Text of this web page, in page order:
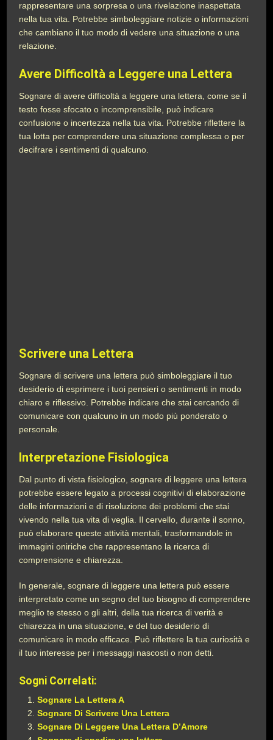
rappresentare una sorpresa o una rivelazione inaspettata
nella tua vita. Potrebbe simboleggiare notizie o informazioni
che cambiano il tuo modo di vedere una situazione o una
relazione.
Avere Difficoltà a Leggere una Lettera
Sognare di avere difficoltà a leggere una lettera, come se il
testo fosse sfocato o incomprensibile, può indicare
confusione o incertezza nella tua vita. Potrebbe riflettere la
tua lotta per comprendere una situazione complessa o per
decifrare i sentimenti di qualcuno.
Scrivere una Lettera
Sognare di scrivere una lettera può simboleggiare il tuo
desiderio di esprimere i tuoi pensieri o sentimenti in modo
chiaro e riflessivo. Potrebbe indicare che stai cercando di
comunicare con qualcuno in un modo più ponderato o
personale.
Interpretazione Fisiologica
Dal punto di vista fisiologico, sognare di leggere una lettera
potrebbe essere legato a processi cognitivi di elaborazione
delle informazioni e di risoluzione dei problemi che stai
vivendo nella tua vita di veglia. Il cervello, durante il sonno,
può elaborare queste attività mentali, trasformandole in
immagini oniriche che rappresentano la ricerca di
comprensione e chiarezza.
In generale, sognare di leggere una lettera può essere
interpretato come un segno del tuo bisogno di comprendere
meglio te stesso o gli altri, della tua ricerca di verità e
chiarezza in una situazione, e del tuo desiderio di
comunicare in modo efficace. Può riflettere la tua curiosità e
il tuo interesse per i messaggi nascosti o non detti.
Sogni Correlati:
Sognare La Lettera A
Sognare Di Scrivere Una Lettera
Sognare Di Leggere Una Lettera D’Amore